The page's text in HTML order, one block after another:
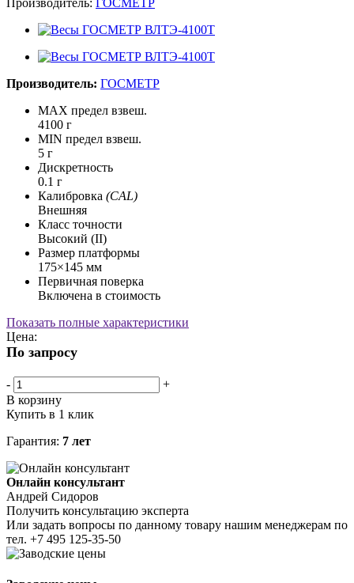
Производитель: ГОСМЕТР
MAX предел взвеш.
4100 г
MIN предел взвеш.
5 г
Дискретность
0.1 г
Калибровка (CAL)
Внешняя
Класс точности
Высокий (II)
Размер платформы
175×145 мм
Первичная поверка
Включена в стоимость
Показать полные характеристики
Цена:
По запросу
-
+
В корзину
Купить в 1 клик
Гарантия: 7 лет
Онлайн консультант
Андрей Сидоров
Получить консультацию эксперта
Или задать вопросы по данному товару нашим менеджерам по
тел. +7 495 125-35-50